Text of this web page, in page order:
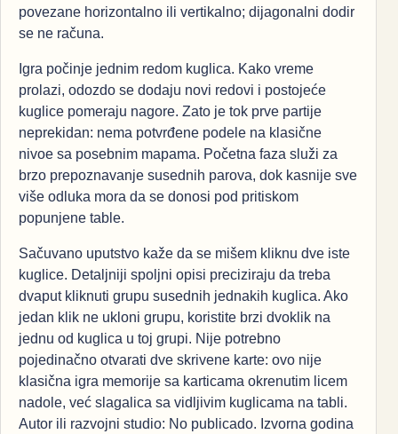
povezane horizontalno ili vertikalno; dijagonalni dodir
se ne računa.
Igra počinje jednim redom kuglica. Kako vreme
prolazi, odozdo se dodaju novi redovi i postojeće
kuglice pomeraju nagore. Zato je tok prve partije
neprekidan: nema potvrđene podele na klasične
nivoe sa posebnim mapama. Početna faza služi za
brzo prepoznavanje susednih parova, dok kasnije sve
više odluka mora da se donosi pod pritiskom
popunjene table.
Sačuvano uputstvo kaže da se mišem kliknu dve iste
kuglice. Detaljniji spoljni opisi preciziraju da treba
dvaput kliknuti grupu susednih jednakih kuglica. Ako
jedan klik ne ukloni grupu, koristite brzi dvoklik na
jednu od kuglica u toj grupi. Nije potrebno
pojedinačno otvarati dve skrivene karte: ovo nije
klasična igra memorije sa karticama okrenutim licem
nadole, već slagalica sa vidljivim kuglicama na tabli.
Autor ili razvojni studio: No publicado. Izvorna godina